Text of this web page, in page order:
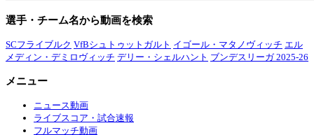
選手・チーム名から動画を検索
SCフライブルク VfBシュトゥットガルト イゴール・マタノヴィッチ エル
メディン・デミロヴィッチ デリー・シェルハント ブンデスリーガ 2025-26
メニュー
ニュース動画
ライブスコア・試合速報
フルマッチ動画